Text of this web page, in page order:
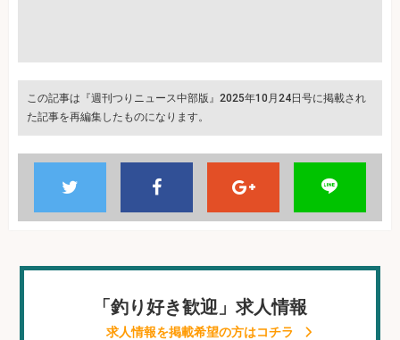
この記事は『週刊つりニュース中部版』2025年10月24日号に掲載され
た記事を再編集したものになります。
「釣り好き歓迎」求人情報
求人情報を掲載希望の方はコチラ